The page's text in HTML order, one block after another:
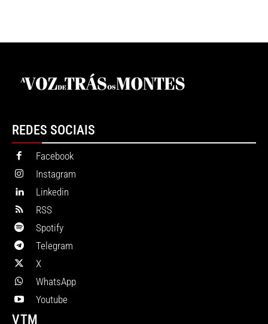
REDES SOCIAIS
Facebook
Instagram
Linkedin
RSS
Spotify
Telegram
X
WhatsApp
Youtube
VTM